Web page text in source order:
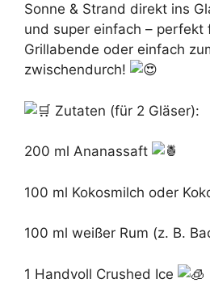
Sonne & Strand direkt ins
und super einfach – perfekt
Grillabende oder einfach
zwischendurch!
Zutaten (für 2 Gläser):
200 ml Ananassaft
100 ml Kokosmilch oder
100 ml weißer Rum (z. B.
1 Handvoll Crushed Ice